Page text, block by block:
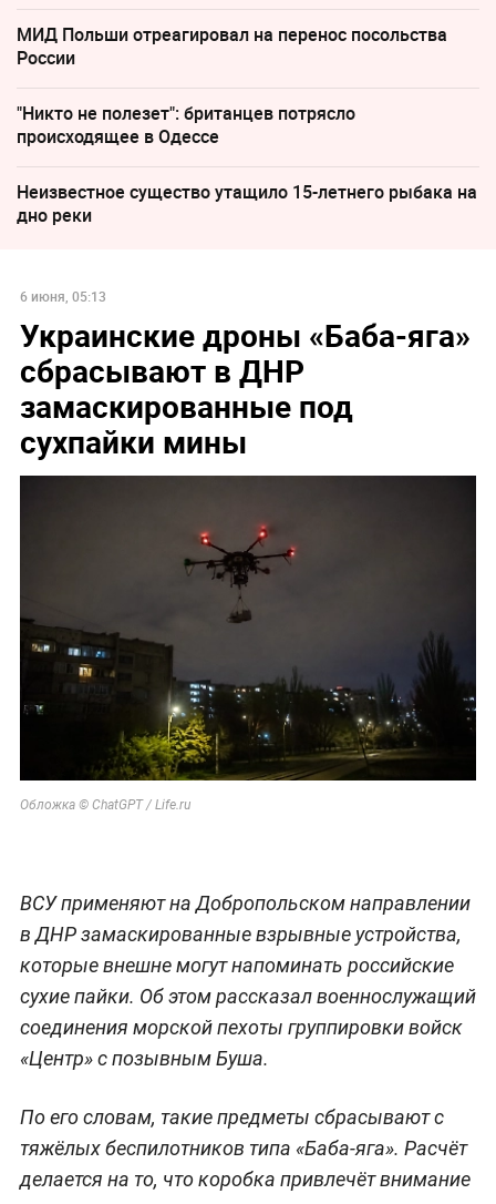
МИД Польши отреагировал на перенос посольства
России
"Никто не полезет": британцев потрясло
происходящее в Одессе
Неизвестное существо утащило 15-летнего рыбака на
дно реки
6 июня, 05:13
Украинские дроны «Баба-яга»
сбрасывают в ДНР
замаскированные под
сухпайки мины
Обложка © ChatGPT / Life.ru
ВСУ применяют на Добропольском направлении
в ДНР замаскированные взрывные устройства,
которые внешне могут напоминать российские
сухие пайки. Об этом рассказал военнослужащий
соединения морской пехоты группировки войск
«Центр» с позывным Буша.
По его словам, такие предметы сбрасывают с
тяжёлых беспилотников типа «Баба-яга». Расчёт
делается на то, что коробка привлечёт внимание